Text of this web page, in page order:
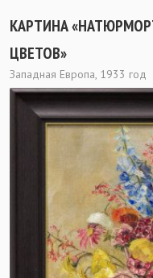
КАРТИНА
ЦВЕТОВ»
Западная Европа, 1933 год